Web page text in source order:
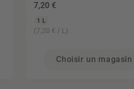
7,20 €
1 L
(7,20 € / L)
Choisir un magasin